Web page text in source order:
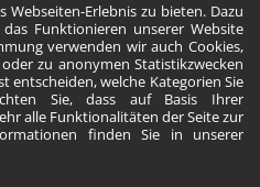
Erlebnis zu bieten. Dazu
Funktionieren unserer Website
verwenden wir auch Cookies,
zu anonymen Statistikzwecken
entscheiden, welche Kategorien Sie
Sie, dass auf Basis Ihrer
alle Funktionalitäten der Seite zur
finden Sie in unserer